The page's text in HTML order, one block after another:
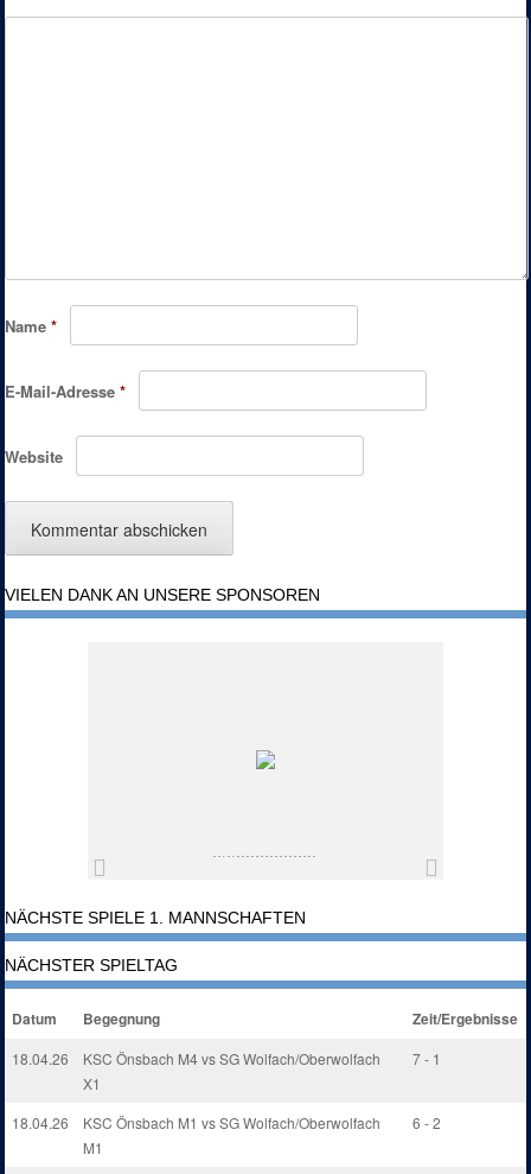
Name*
E-Mail-Adresse*
Website
VIELEN DANK AN UNSERE SPONSOREN
NÄCHSTE SPIELE 1. MANNSCHAFTEN
NÄCHSTER SPIELTAG
Datum Begegnung Zeit/Ergebnisse
18.04.26
KSC Önsbach M4 vs SG Wolfach/Oberwolfach
X1
7 - 1
18.04.26
KSC Önsbach M1 vs SG Wolfach/Oberwolfach
M1
6 - 2